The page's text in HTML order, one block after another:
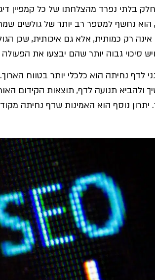
חלק בלתי נפרד מהצלחתו של כל קמפיין
הוא נחשף למספר רב יותר של גולשים
אינה רק כמותית, אלא גם איכותית, שכן
ויש סיכוי גבוה יותר שהם יבצעו את הפעולה
לדף נחיתה הוא כלכלי יותר בטווח
ולהביא תנועה לדף, תוצאות הקידום
נוסף הוא האמינות שדף נחיתה